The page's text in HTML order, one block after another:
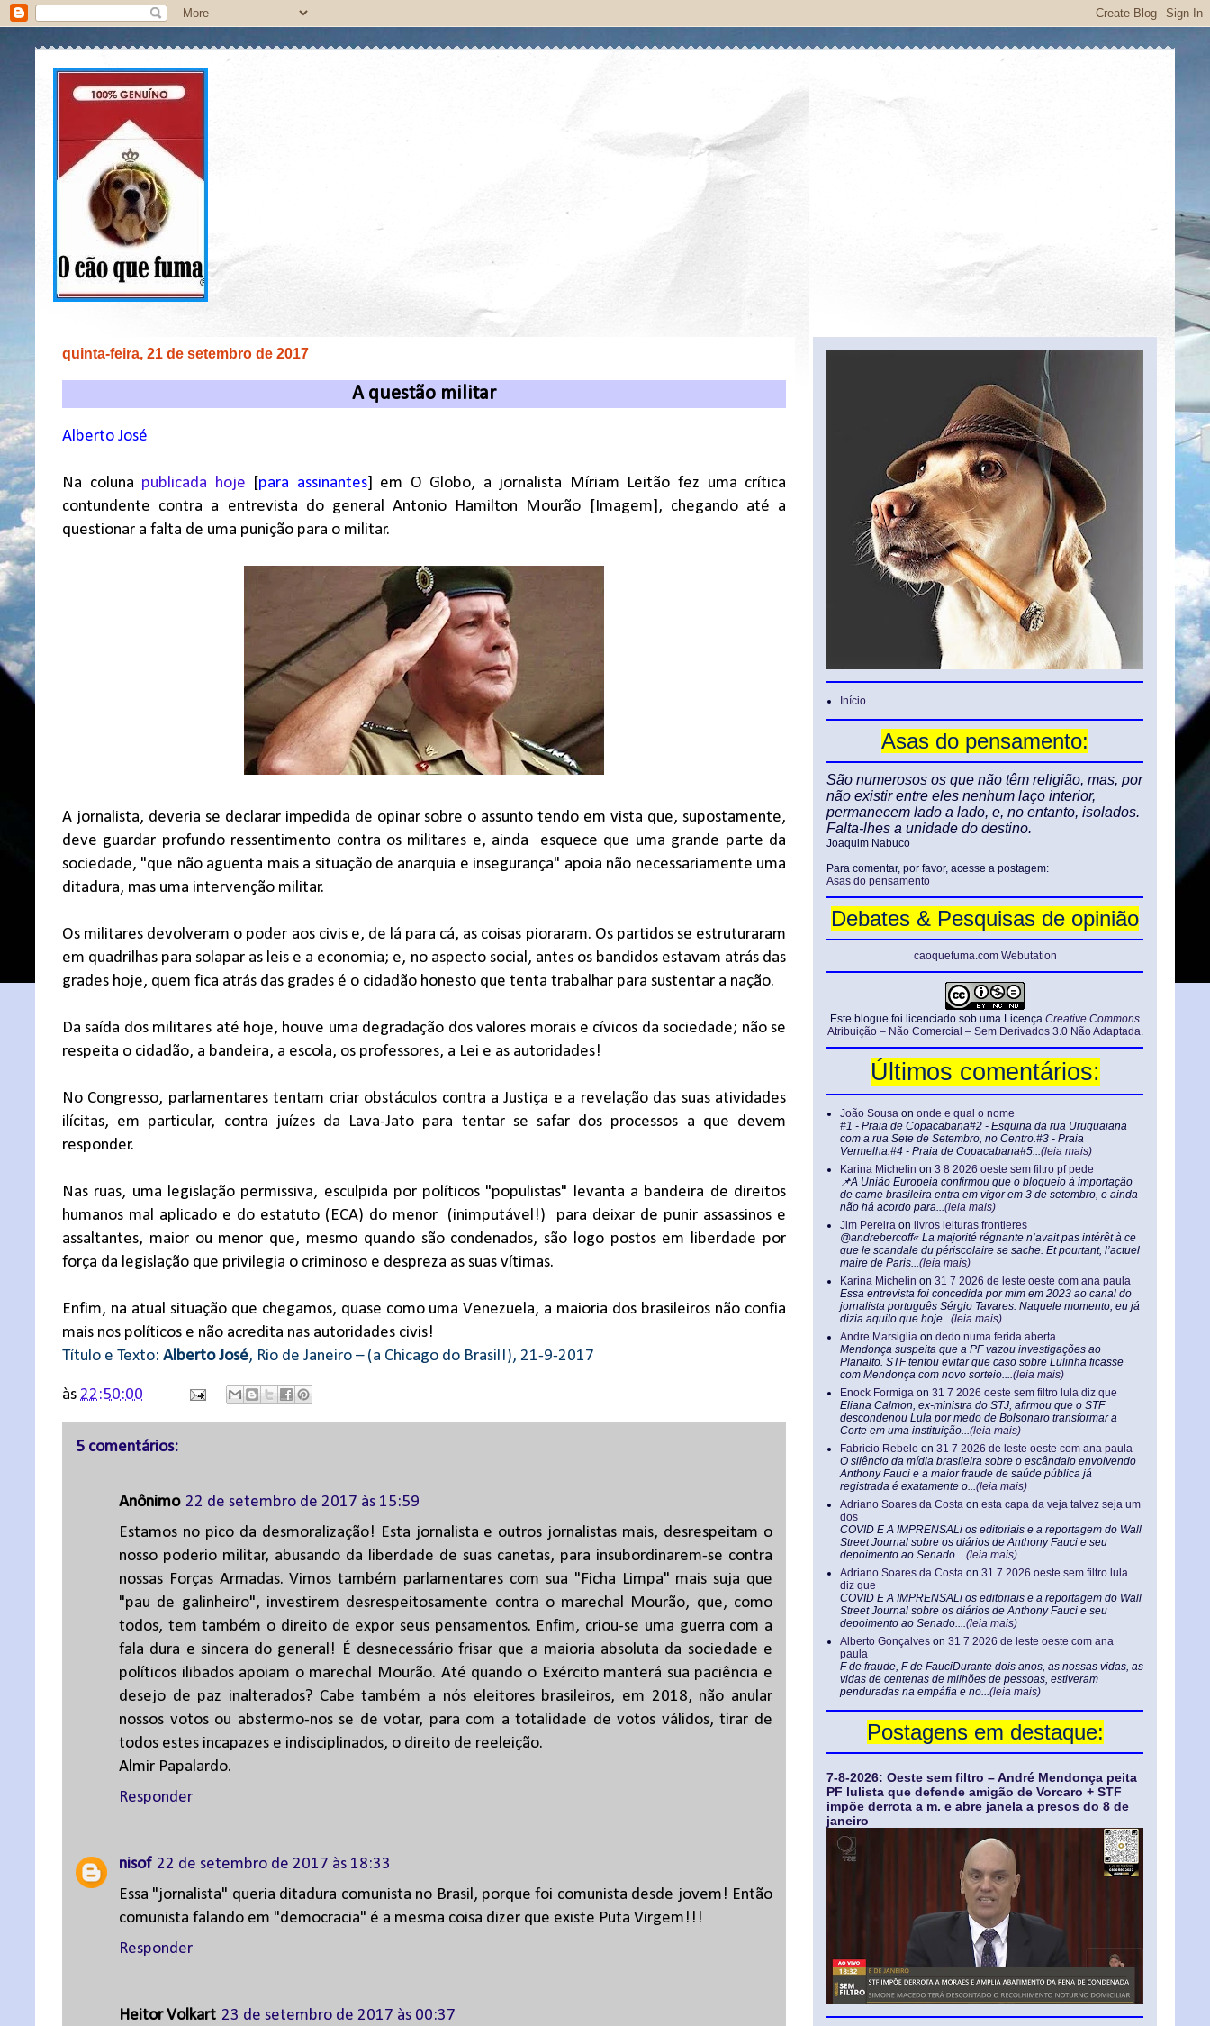
quinta-feira, 21 de setembro de 2017
A questão militar
Alberto José
Na coluna publicada hoje [para assinantes] em O Globo, a jornalista Míriam Leitão fez uma crítica
contundente contra a entrevista do general Antonio Hamilton Mourão [Imagem], chegando até a
questionar a falta de uma punição para o militar.
A jornalista, deveria se declarar impedida de opinar sobre o assunto tendo em vista que, supostamente,
deve guardar profundo ressentimento contra os militares e, ainda esquece que uma grande parte da
sociedade, "que não aguenta mais a situação de anarquia e insegurança" apoia não necessariamente uma
ditadura, mas uma intervenção militar.
Os militares devolveram o poder aos civis e, de lá para cá, as coisas pioraram. Os partidos se estruturaram
em quadrilhas para solapar as leis e a economia; e, no aspecto social, antes os bandidos estavam atrás das
grades hoje, quem fica atrás das grades é o cidadão honesto que tenta trabalhar para sustentar a nação.
Da saída dos militares até hoje, houve uma degradação dos valores morais e cívicos da sociedade; não se
respeita o cidadão, a bandeira, a escola, os professores, a Lei e as autoridades!
No Congresso, parlamentares tentam criar obstáculos contra a Justiça e a revelação das suas atividades
ilícitas, em particular, contra juízes da Lava-Jato para tentar se safar dos processos a que devem
responder.
Nas ruas, uma legislação permissiva, esculpida por políticos "populistas" levanta a bandeira de direitos
humanos mal aplicado e do estatuto (ECA) do menor (inimputável!) para deixar de punir assassinos e
assaltantes, maior ou menor que, mesmo quando são condenados, são logo postos em liberdade por
força da legislação que privilegia o criminoso e despreza as suas vítimas.
Enfim, na atual situação que chegamos, quase como uma Venezuela, a maioria dos brasileiros não confia
mais nos políticos e não acredita nas autoridades civis!
Título e Texto: Alberto José, Rio de Janeiro – (a Chicago do Brasil!), 21-9-2017
às 22:50:00
5 comentários:
Anônimo 22 de setembro de 2017 às 15:59
Estamos no pico da desmoralização! Esta jornalista e outros jornalistas mais, desrespeitam o
nosso poderio militar, abusando da liberdade de suas canetas, para insubordinarem-se contra
nossas Forças Armadas. Vimos também parlamentares com sua "Ficha Limpa" mais suja que
"pau de galinheiro", investirem desrespeitosamente contra o marechal Mourão, que, como
todos, tem também o direito de expor seus pensamentos. Enfim, criou-se uma guerra com a
fala dura e sincera do general! É desnecessário frisar que a maioria absoluta da sociedade e
políticos ilibados apoiam o marechal Mourão. Até quando o Exército manterá sua paciência e
desejo de paz inalterados? Cabe também a nós eleitores brasileiros, em 2018, não anular
nossos votos ou abstermo-nos se de votar, para com a totalidade de votos válidos, tirar de
todos estes incapazes e indisciplinados, o direito de reeleição.
Almir Papalardo.
Responder
nisof 22 de setembro de 2017 às 18:33
Essa "jornalista" queria ditadura comunista no Brasil, porque foi comunista desde jovem! Então
comunista falando em "democracia" é a mesma coisa dizer que existe Puta Virgem!!!
Responder
Heitor Volkart 23 de setembro de 2017 às 00:37
Início
Asas do pensamento:
São numerosos os que não têm religião, mas, por
não existir entre eles nenhum laço interior,
permanecem lado a lado, e, no entanto, isolados.
Falta-lhes a unidade do destino.
Joaquim Nabuco
.
Para comentar, por favor, acesse a postagem:
Asas do pensamento
Debates & Pesquisas de opinião
caoquefuma.com Webutation
Este blogue foi licenciado sob uma Licença Creative Commons
Atribuição – Não Comercial – Sem Derivados 3.0 Não Adaptada.
Últimos comentários:
João Sousa on onde e qual o nome
#1 - Praia de Copacabana#2 - Esquina da rua Uruguaiana
com a rua Sete de Setembro, no Centro.#3 - Praia
Vermelha.#4 - Praia de Copacabana#5...(leia mais)
Karina Michelin on 3 8 2026 oeste sem filtro pf pede
📌A União Europeia confirmou que o bloqueio à importação
de carne brasileira entra em vigor em 3 de setembro, e ainda
não há acordo para...(leia mais)
Jim Pereira on livros leituras frontieres
@andrebercoff« La majorité régnante n’avait pas intérêt à ce
que le scandale du périscolaire se sache. Et pourtant, l’actuel
maire de Paris...(leia mais)
Karina Michelin on 31 7 2026 de leste oeste com ana paula
Essa entrevista foi concedida por mim em 2023 ao canal do
jornalista português Sérgio Tavares. Naquele momento, eu já
dizia aquilo que hoje...(leia mais)
Andre Marsiglia on dedo numa ferida aberta
Mendonça suspeita que a PF vazou investigações ao
Planalto. STF tentou evitar que caso sobre Lulinha ficasse
com Mendonça com novo sorteio....(leia mais)
Enock Formiga on 31 7 2026 oeste sem filtro lula diz que
Eliana Calmon, ex-ministra do STJ, afirmou que o STF
descondenou Lula por medo de Bolsonaro transformar a
Corte em uma instituição...(leia mais)
Fabricio Rebelo on 31 7 2026 de leste oeste com ana paula
O silêncio da mídia brasileira sobre o escândalo envolvendo
Anthony Fauci e a maior fraude de saúde pública já
registrada é exatamente o...(leia mais)
Adriano Soares da Costa on esta capa da veja talvez seja um
dos
COVID E A IMPRENSALi os editoriais e a reportagem do Wall
Street Journal sobre os diários de Anthony Fauci e seu
depoimento ao Senado....(leia mais)
Adriano Soares da Costa on 31 7 2026 oeste sem filtro lula
diz que
COVID E A IMPRENSALi os editoriais e a reportagem do Wall
Street Journal sobre os diários de Anthony Fauci e seu
depoimento ao Senado....(leia mais)
Alberto Gonçalves on 31 7 2026 de leste oeste com ana
paula
F de fraude, F de FauciDurante dois anos, as nossas vidas, as
vidas de centenas de milhões de pessoas, estiveram
penduradas na empáfia e no...(leia mais)
Postagens em destaque:
7-8-2026: Oeste sem filtro – André Mendonça peita
PF lulista que defende amigão de Vorcaro + STF
impõe derrota a m. e abre janela a presos do 8 de
janeiro